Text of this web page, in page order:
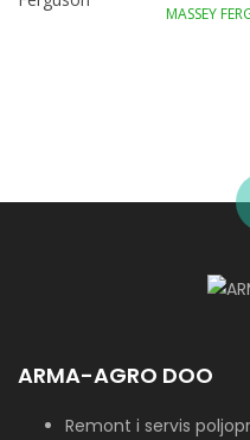
MASSEY
ARMA-AGRO DOO
Remont i servis